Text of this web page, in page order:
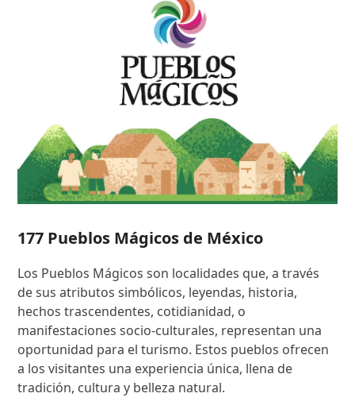
177 Pueblos Mágicos de México
Los Pueblos Mágicos son localidades que, a través
de sus atributos simbólicos, leyendas, historia,
hechos trascendentes, cotidianidad, o
manifestaciones socio-culturales, representan una
oportunidad para el turismo. Estos pueblos ofrecen
a los visitantes una experiencia única, llena de
tradición, cultura y belleza natural.